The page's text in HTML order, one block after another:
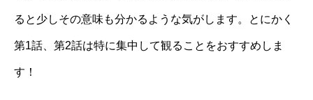
ると少しその意味も分かるような気がします。とにかく
第1話、第2話は特に集中して観ることをおすすめしま
す！